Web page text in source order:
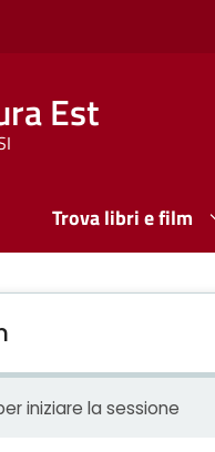
Est
Trova libri e film
iniziare la sessione